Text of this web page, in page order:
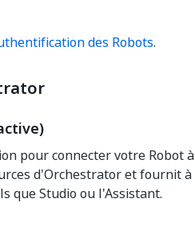
des Robots.
pour connecter votre Robot à
d'Orchestrator et fournit à
que Studio ou l'Assistant.